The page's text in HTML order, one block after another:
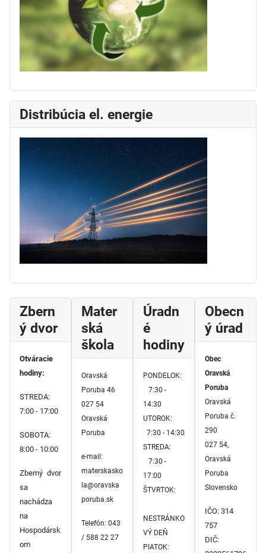
Distribúcia el. energie
Zbern
ý dvor
Otváracie
hodiny:
STREDA:
7:00 - 17:00
SOBOTA:
8:00 - 10:00
Zberný dvor
sa
nachádza
na
Hospodársk
om
Mater
ská
škola
Oravská
Poruba 46
027 54
Oravská
Poruba
e-mail:
materskasko
la@oravska
poruba.sk
Telefón: 043
/ 588 22 27
Úradn
é
hodiny
PONDELOK:
7:30 -
14:30
UTOROK:
7:30 - 14:30
STREDA:
7:30 -
17:00
ŠTVRTOK:
NESTRÁNKO
VÝ DEŇ
PIATOK:
Obecn
ý úrad
Obec
Oravská
Poruba
Oravská
Poruba č.
290
027 54,
Oravská
Poruba
Slovensko
IČO: 314
757
DIČ: